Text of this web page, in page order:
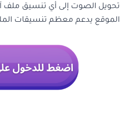
تحويل الصوت إلى أي تنسيق ملف
الموقع يدعم معظم تنسيقات